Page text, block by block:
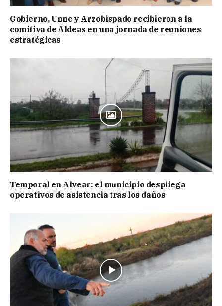
Gobierno, Unne y Arzobispado recibieron a la
comitiva de Aldeas en una jornada de reuniones
estratégicas
Temporal en Alvear: el municipio despliega
operativos de asistencia tras los daños